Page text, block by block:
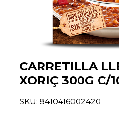
CARRETILLA
XORIÇ 300G C/
SKU: 8410416002420